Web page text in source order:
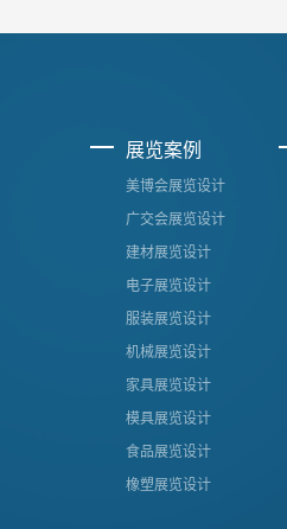
展览案例
美博会展览设计
广交会展览设计
建材展览设计
电子展览设计
服装展览设计
机械展览设计
家具展览设计
模具展览设计
食品展览设计
橡塑展览设计